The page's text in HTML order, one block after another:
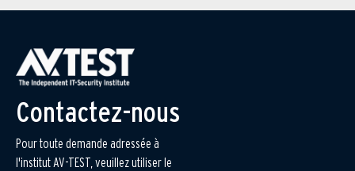
Contactez-nous
Pour toute demande adressée à
l'institut AV-TEST, veuillez utiliser le